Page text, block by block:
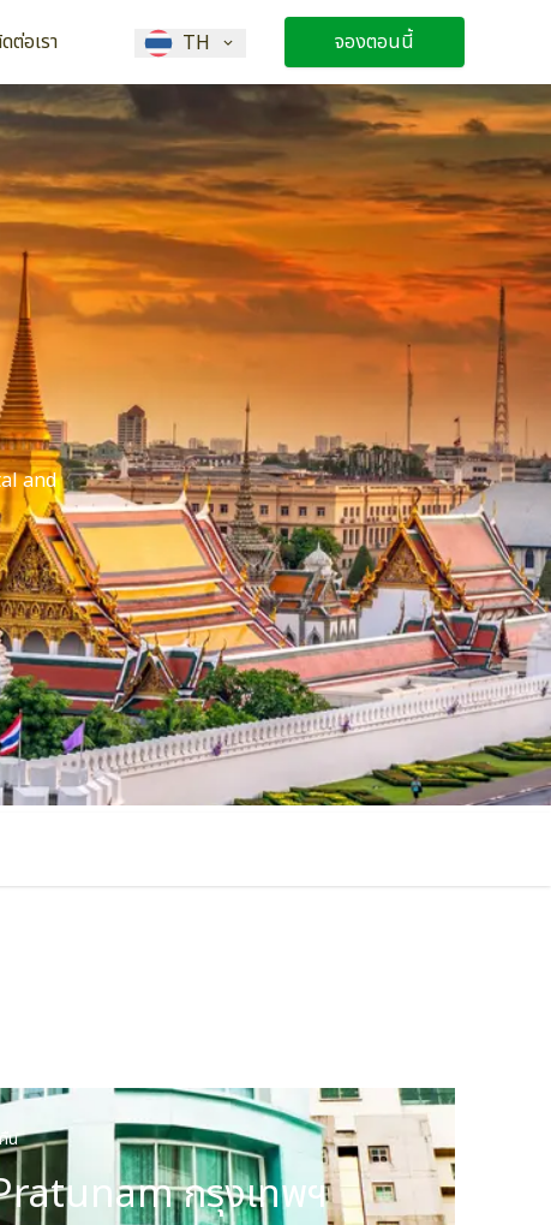
ต่อเรา TH จองตอนนี้
and
น
กรุงเทพฯ